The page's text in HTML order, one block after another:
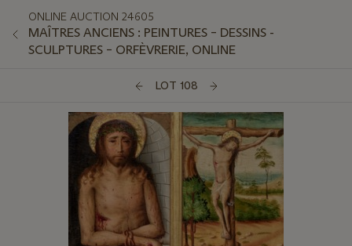
ONLINE AUCTION 24605
MAÎTRES ANCIENS : PEINTURES – DESSINS -
SCULPTURES – ORFÈVRERIE, ONLINE
LOT 108